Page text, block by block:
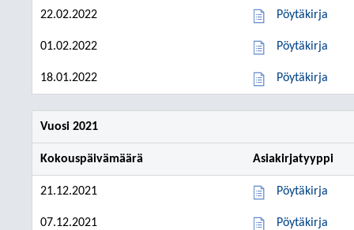
22.02.2022 Pöytäkirja
01.02.2022 Pöytäkirja
18.01.2022 Pöytäkirja
Vuosi 2021
Kokouspäivämäärä Asiakirjatyyppi
21.12.2021 Pöytäkirja
07.12.2021 Pöytäkirja